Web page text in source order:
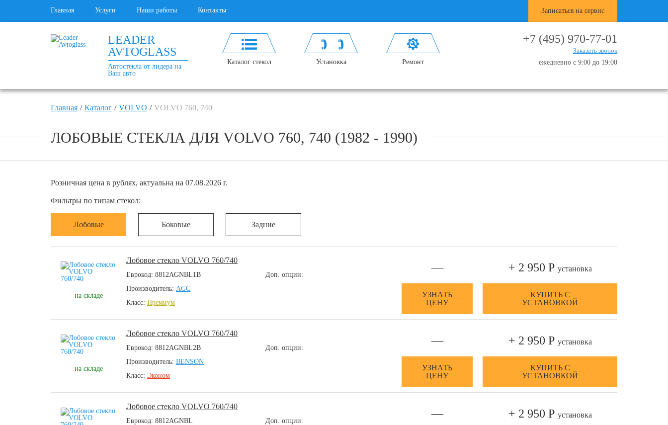
Главная Услуги Наши работы Контакты Записаться на сервис
LEADER
AVTOGLASS
Автостекла от лидера на
Ваш авто
Каталог стекол Установка Ремонт
+7 (495) 970-77-01
Заказать звонок
ежедневно с 9:00 до 19:00
Главная Каталог VOLVO VOLVO 760, 740
ЛОБОВЫЕ СТЕКЛА ДЛЯ VOLVO 760, 740 (1982 - 1990)
Розничная цена в рублях, актуальна на 07.08.2026 г.
Фильтры по типам стекол:
Лобовые Боковые Задние
на складе
Лобовое стекло VOLVO 760/740
Еврокод: 8812AGNBL1B
Производитель: AGC
Класс: Премиум
Доп. опции:
—
УЗНАТЬ
ЦЕНУ
+ 2 950 Р установка
КУПИТЬ С
УСТАНОВКОЙ
на складе
Лобовое стекло VOLVO 760/740
Еврокод: 8812AGNBL2B
Производитель: BENSON
Класс: Эконом
Доп. опции:
—
УЗНАТЬ
ЦЕНУ
+ 2 950 Р установка
КУПИТЬ С
УСТАНОВКОЙ
Лобовое стекло VOLVO 760/740
Еврокод: 8812AGNBL
Доп. опции:
— + 2 950 Р установка